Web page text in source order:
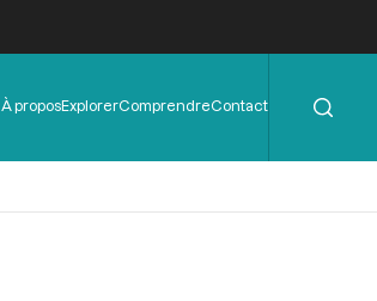
Menu
de
À proposExplorerComprendreContact